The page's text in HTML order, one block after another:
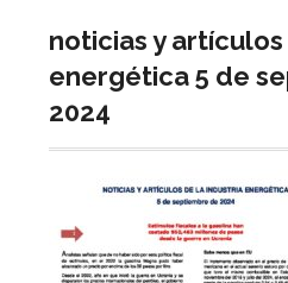
noticias y
energética 5 de
2024